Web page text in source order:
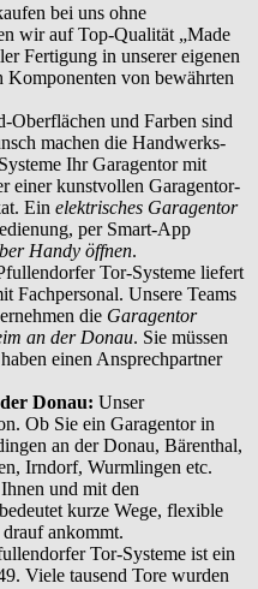
bei uns ohne
wir auf Top-Qualität „Made
Fertigung in unserer eigenen
Komponenten von bewährten
Oberflächen und Farben sind
machen die Handwerks-
Ihr Garagentor mit
einer kunstvollen Garagentor-
Ein elektrisches Garagentor
per Smart-App
Handy öffnen.
Tor-Systeme liefert
Fachpersonal. Unsere Teams
die Garagentor
an der Donau. Sie müssen
einen Ansprechpartner
Donau: Unser
Ob Sie ein Garagentor in
an der Donau, Bärenthal,
Irndorf, Wurmlingen etc.
und mit den
kurze Wege, flexible
ankommt.
Tor-Systeme ist ein
Viele tausend Tore wurden